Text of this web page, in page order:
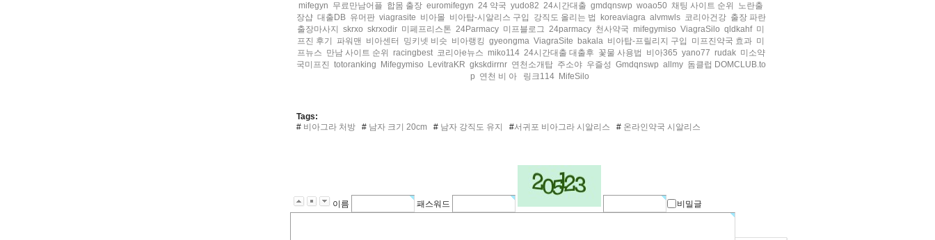
mifegyn 무료만남어플 합몸 출장 euromifegyn 24 약국 yudo82 24시간대출 gmdqnswp woao50 채팅 사이트 순위
노란출
장샵 대출DB 유머판 viagrasite 비아몰 비아탑-시알리스 구입 강직도 올리는 법 koreaviagra alvmwls 코리아건강 출장 파란
출장마사지
skrxo skrxodir 미페프리스톤 24Parmacy 미프블로그 24parmacy 천사약국 mifegymiso ViagraSilo qldkahf 미
프진 후기
파워맨 비아센터 밍키넷 비슷 비아랭킹 gyeongma ViagraSite bakala 비아탑-프릴리지 구입 미프진약국 효과 미
프뉴스 만남 사이트 순위 racingbest 코리아e뉴스 miko114 24시간대출 대출후 꽃물 사용법 비아365 yano77 rudak 미소약
국미프진 totoranking Mifegymiso LevitraKR gkskdirrnr 연천소개탑 주소야 우즐성 Gmdqnswp allmy 돔클럽 DOMCLUB.to
p 연천 비 아 링크114 MifeSilo
Tags:
#비아그라 처방#남자 크기 20cm#남자 강직도 유지 #서귀포 비아그라 시알리스 #온라인약국 시알리스
이름 패스워드 비밀글